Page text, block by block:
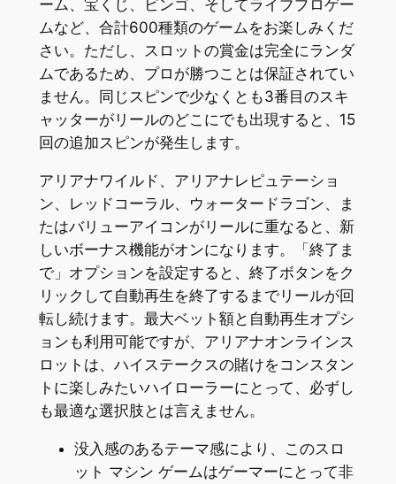
ーム、宝くじ、ビンゴ、そしてライブプロゲー
ムなど、合計600種類のゲームをお楽しみくだ
さい。ただし、スロットの賞金は完全にランダ
ムであるため、プロが勝つことは保証されてい
ません。同じスピンで少なくとも3番目のスキ
ャッターがリールのどこにでも出現すると、15
回の追加スピンが発生します。
アリアナワイルド、アリアナレピュテーショ
ン、レッドコーラル、ウォータードラゴン、ま
たはバリューアイコンがリールに重なると、新
しいボーナス機能がオンになります。「終了ま
で」オプションを設定すると、終了ボタンをク
リックして自動再生を終了するまでリールが回
転し続けます。最大ベット額と自動再生オプシ
ョンも利用可能ですが、アリアナオンラインス
ロットは、ハイステークスの賭けをコンスタン
トに楽しみたいハイローラーにとって、必ずし
も最適な選択肢とは言えません。
没入感のあるテーマ感により、このスロ
ット マシン ゲームはゲーマーにとって非